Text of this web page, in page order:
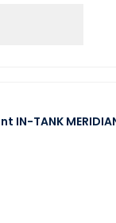
TANK